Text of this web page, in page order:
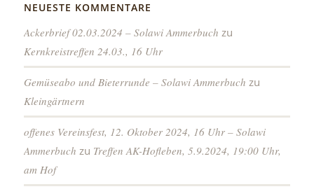
NEUESTE KOMMENTARE
Ackerbrief 02.03.2024 – Solawi Ammerbuch zu
Kernkreistreffen 24.03., 16 Uhr
Gemüseabo und Bieterrunde – Solawi Ammerbuch zu
Kleingärtnern
offenes Vereinsfest, 12. Oktober 2024, 16 Uhr – Solawi
Ammerbuch zu Treffen AK-Hofleben, 5.9.2024, 19:00 Uhr,
am Hof